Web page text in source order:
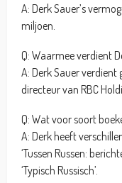
A: Derk Sauer’s
miljoen.
Q: Waarmee verdient
A: Derk Sauer
directeur van RBC
Q: Wat voor soort
A: Derk heeft
‘Tussen Russen:
‘Typisch Russisch’.